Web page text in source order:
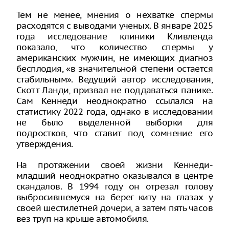
Тем не менее, мнения о нехватке спермы
расходятся с выводами ученых. В январе 2025
года исследование клиники Кливленда
показало, что количество спермы у
американских мужчин, не имеющих диагноз
бесплодия, «в значительной степени остается
стабильным». Ведущий автор исследования,
Скотт Ланди, призвал не поддаваться панике.
Сам Кеннеди неоднократно ссылался на
статистику 2022 года, однако в исследовании
не было выделенной выборки для
подростков, что ставит под сомнение его
утверждения.
На протяжении своей жизни Кеннеди-
младший неоднократно оказывался в центре
скандалов. В 1994 году он отрезал голову
выбросившемуся на берег киту на глазах у
своей шестилетней дочери, а затем пять часов
вез труп на крыше автомобиля.